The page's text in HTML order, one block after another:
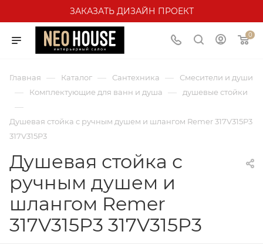
ЗАКАЗАТЬ ДИЗАЙН ПРОЕКТ
0
Главная — Каталог — Сантехника — Смесители и души
— Комплектующие для ванн и душа — душевые стойки
—
Душевая стойка с ручным душем и шлангом Remer 317V315P3
317V315P3
Душевая стойка с
ручным душем и
шлангом Remer
317V315P3 317V315P3